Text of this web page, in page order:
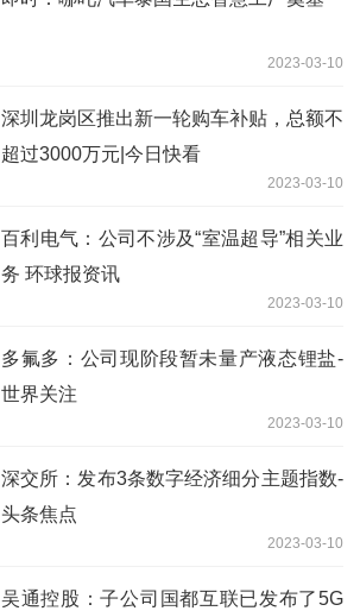
2023-03-10
深圳龙岗区推出新一轮购车补贴，总额不
超过3000万元|今日快看
2023-03-10
百利电气：公司不涉及“室温超导”相关业
务 环球报资讯
2023-03-10
多氟多：公司现阶段暂未量产液态锂盐-
世界关注
2023-03-10
深交所：发布3条数字经济细分主题指数-
头条焦点
2023-03-10
吴通控股：子公司国都互联已发布了5G